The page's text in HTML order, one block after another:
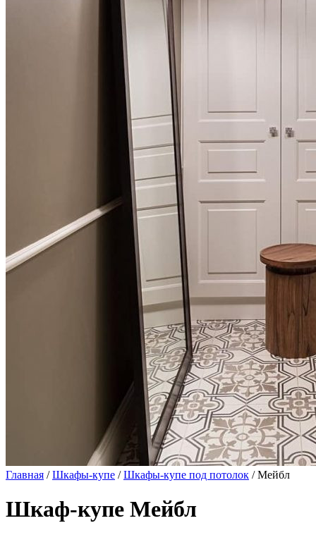
Главная /Шкафы-купе /Шкафы-купе под потолок / Мейбл
Шкаф-купе Мейбл